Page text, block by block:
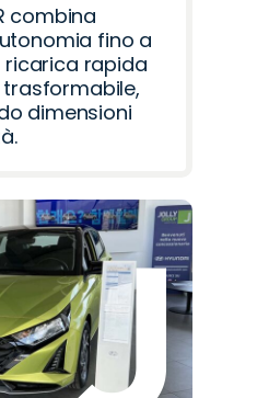
combina
fino a
ricarica rapida
dimensioni